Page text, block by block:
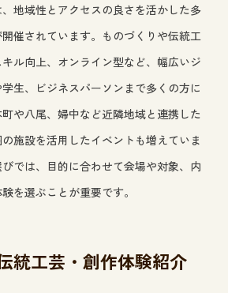
地域性とアクセスの良さを活かした多
催されています。ものづくりや伝統工
ル向上、オンライン型など、幅広いジ
生、ビジネスパーソンまで多くの方に
や八尾、婦中など近隣地域と連携した
施設を活用したイベントも増えていま
では、目的に合わせて会場や対象、内
を選ぶことが重要です。
統工芸・創作体験紹介